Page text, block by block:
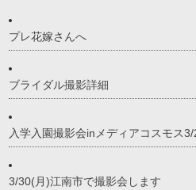
プレ花嫁さんへ
ブライダル撮影詳細
入学入園撮影会inメディアコスモス
3/30(月)江南市で撮影会します